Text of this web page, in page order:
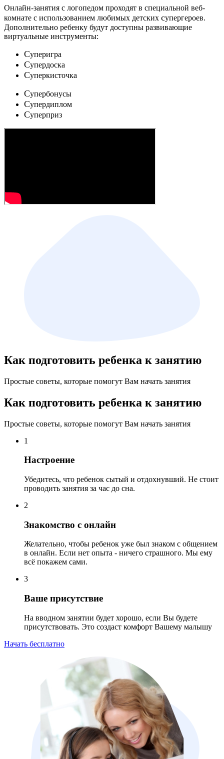
Онлайн-занятия с логопедом проходят в специальной веб-
комнате с использованием любимых детских cупергероев.
Дополнительно ребенку будут доступны развивающие
виртуальные инструменты:
Cуперигра
Cупердоска
Cуперкисточка
Cупербонусы
Cупердиплом
Cуперприз
Как подготовить ребенка к занятию
Простые советы, которые помогут Вам начать занятия
Как подготовить ребенка к занятию
Простые советы, которые помогут Вам начать занятия
1
Настроение
Убедитесь, что ребенок сытый и отдохнувший. Не стоит
проводить занятия за час до сна.
2
Знакомство с онлайн
Желательно, чтобы ребенок уже был знаком с общением
в онлайн. Если нет опыта - ничего страшного. Мы ему
всё покажем сами.
3
Ваше присутствие
На вводном занятии будет хорошо, если Вы будете
присутствовать. Это создаст комфорт Вашему малышу
Начать бесплатно